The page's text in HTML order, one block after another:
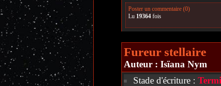
Poster un commentaire (0)
Lu 19364fois
Fureur stellaire
Auteur : Isïana Nym
Stade d'écriture :